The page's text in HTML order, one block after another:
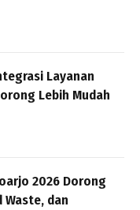
Layanan
Lebih Mudah
2026 Dorong
Waste, dan